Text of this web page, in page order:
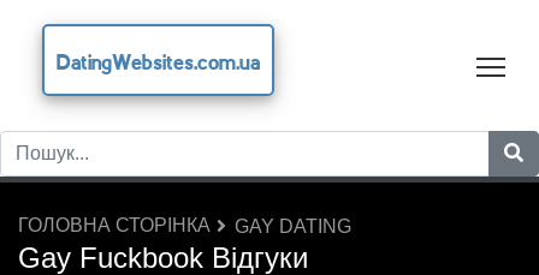
DatingWebsites.com.ua
ГОЛОВНА СТОРІНКА GAY DATING
Gay Fuckbook Відгуки